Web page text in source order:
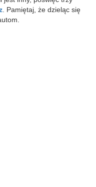
. Pamiętaj, że dzieląc się